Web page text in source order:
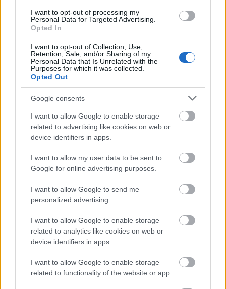
I want to opt-out of processing my
Personal Data for Targeted Advertising.
Opted In
I want to opt-out of Collection, Use,
Retention, Sale, and/or Sharing of my
Personal Data that Is Unrelated with the
Purposes for which it was collected.
Opted Out
Google consents
I want to allow Google to enable storage
related to advertising like cookies on web or
device identifiers in apps.
I want to allow my user data to be sent to
Google for online advertising purposes.
I want to allow Google to send me
personalized advertising.
I want to allow Google to enable storage
related to analytics like cookies on web or
device identifiers in apps.
I want to allow Google to enable storage
related to functionality of the website or app.
REAKTOR
LEGNÉPSZERŰBB
Manaus: a dzsungel szívének városa
Magyarország rejtett gyöngyszemei
Az egygyermekes politika és Kína gazdasági
kihívásai
Mik alakítják a gondolkodásod? Avagy a kognitív
torzítások
Közép-Mediterrán útvonal, A Darién-régió és az
Indiai-óceáni út
Irak nagy dobása: új kereskedelmi út a világ
közepén